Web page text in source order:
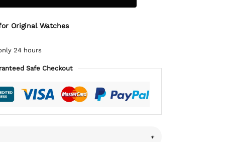
Original Watches
24 hours
Safe Checkout
+